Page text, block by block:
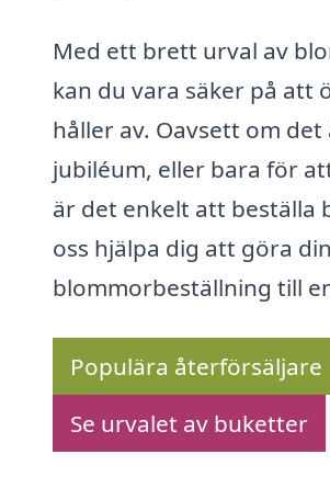
Med ett brett urval av
kan du vara säker på att
håller av. Oavsett om
jubiléum, eller bara för
är det enkelt att beställa
oss hjälpa dig att göra din
blommorbeställning till
Populära återförsäljare
Se urvalet av buketter